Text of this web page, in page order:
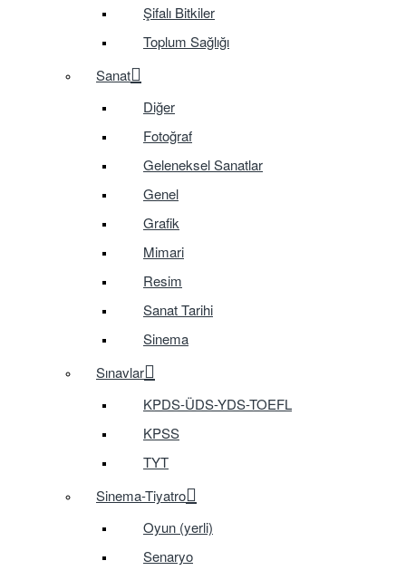
Şifalı Bitkiler
Toplum Sağlığı
Sanat
Diğer
Fotoğraf
Geleneksel Sanatlar
Genel
Grafik
Mimari
Resim
Sanat Tarihi
Sinema
Sınavlar
KPDS-ÜDS-YDS-TOEFL
KPSS
TYT
Sinema-Tiyatro
Oyun (yerli)
Senaryo